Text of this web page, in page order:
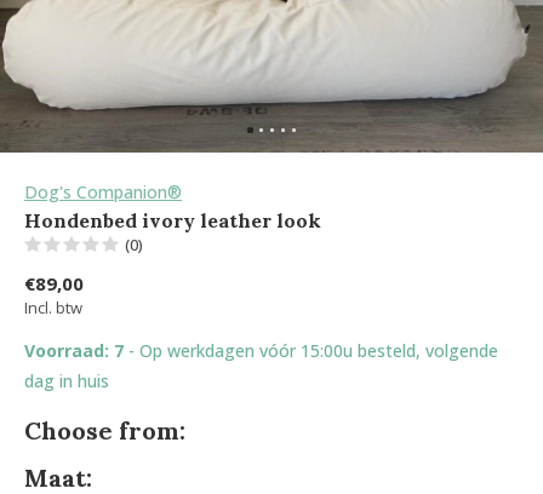
Dog's Companion®
Hondenbed ivory leather look
(0)
€89,00
Incl. btw
Voorraad: 7 - Op werkdagen vóór 15:00u besteld, volgende
dag in huis
Choose from:
Maat: